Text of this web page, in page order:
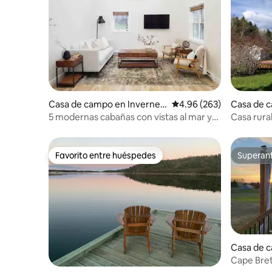
Casa de campo en Invernes
s
Calificación promedio:
4.96 (263)
5 modernas cabañas con vistas al mar y
Casa de
Centre
Casa
Favorito entre huéspedes
Favorito entre huéspedes
Casa de
Cape